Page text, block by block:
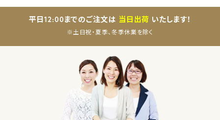
平日12:00までのご注文は 当日出荷 いたします！
※土日祝・夏季、冬季休業を除く